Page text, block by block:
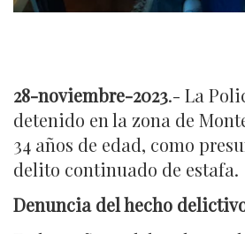
28-noviembre-2023.- La
detenido en la zona de
34 años de edad, como
delito continuado de estafa.
Denuncia del hecho